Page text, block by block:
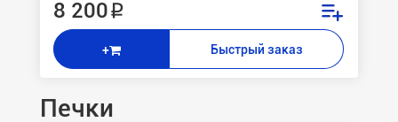
8 200 ₽
+ Быстрый заказ
Печки